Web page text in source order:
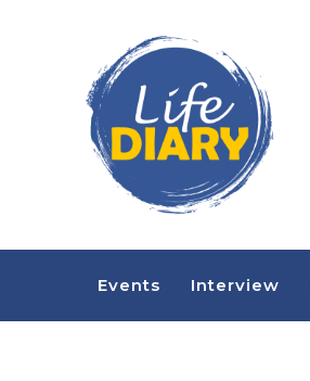
Events Interview